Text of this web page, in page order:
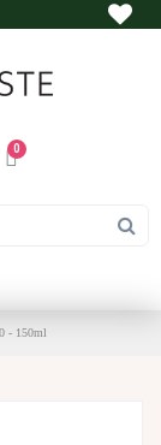
- 150ml